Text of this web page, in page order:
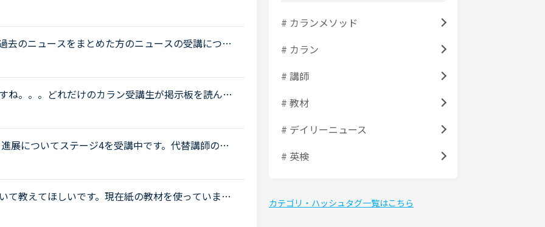
去のニュースをまとめた方のニュースの受講につい
ね。。。どれだけのカラン受講生が掲示板を読んで
展についてステージ4を受講中です。代替講師の話
教えてほしいです。現在紙の教材を使っていま
# カランメソッド
# カラン
# 講師
# 教材
# デイリーニュース
# 英検
カテゴリ・ハッシュタグ一覧はこちら